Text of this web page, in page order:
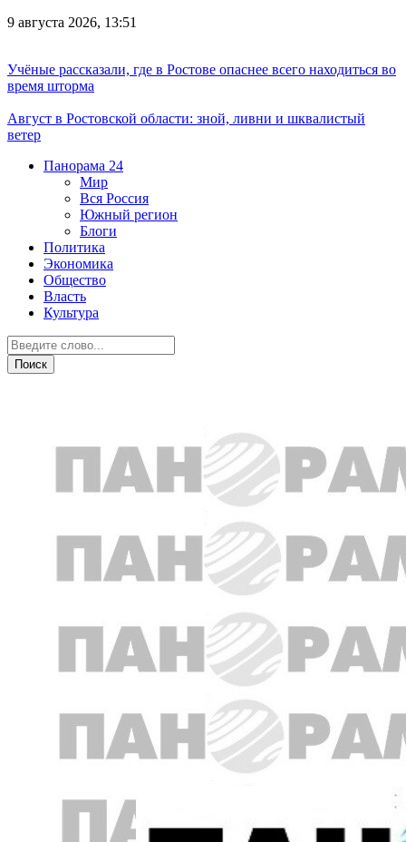
9 августа 2026, 13:51
Учёные рассказали, где в Ростове опаснее всего находиться во
время шторма
Август в Ростовской области: зной, ливни и шквалистый
ветер
Панорама 24
Мир
Вся Россия
Южный регион
Блоги
Политика
Экономика
Общество
Власть
Культура